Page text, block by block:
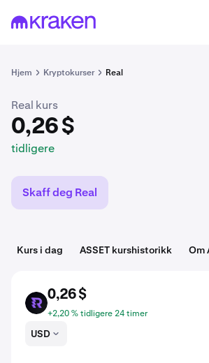
Hjem Kryptokurser Real
0,26 $
Real kurs
0,26 $
tidligere
Skaff deg Real
Kurs i dag ASSET kurshistorikk Om
ASSET
0,26 $
+2,20 % tidligere 24 timer
USD